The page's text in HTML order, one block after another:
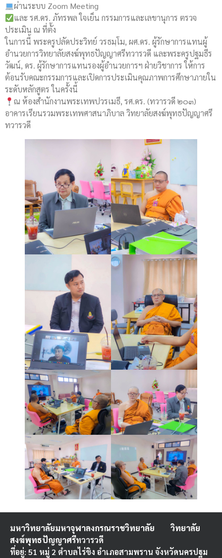
ผ่านระบบ Zoom Meeting
และ รศ.ดร. ภัทรพล ใจเย็น กรรมการและเลขานุการ ตรวจ
ประเมิน ณ ที่ตั้ง
ในการนี้ พระครูปลัดประวิทย์ วรธมฺโม, ผศ.ดร. ผู้รักษาการแทนผู้
อำนวยการวิทยาลัยสงฆ์พุทธปัญญาศรีทวารวดี และพระครูปฐมธีร
วัฒน์, ดร. ผู้รักษาการแทนรองผู้อำนวยการฯ ฝ่ายวิชาการ ให้การ
ต้อนรับคณะกรรมการและเปิดการประเมินคุณภาพการศึกษาภายใน
ระดับหลักสูตร ในครั้งนี้
ณ ห้องสำนักงานพระเทพปวรเมธี, รศ.ดร. (ทวารวดี ๒๐๓)
อาคารเรียนรวมพระเทพศาสนาภิบาล วิทยาลัยสงฆ์พุทธปัญญาศรี
ทวารวดี
มหาวิทยาลัยมหาจุฬาลงกรณราชวิทยาลัย วิทยาลัย
สงฆ์พุทธปัญญาศรีทวารวดี
ที่อยู่: 51 หมู่ 2 ตำบลไร่ขิง อำเภอสามพราน จังหวัดนครปฐม